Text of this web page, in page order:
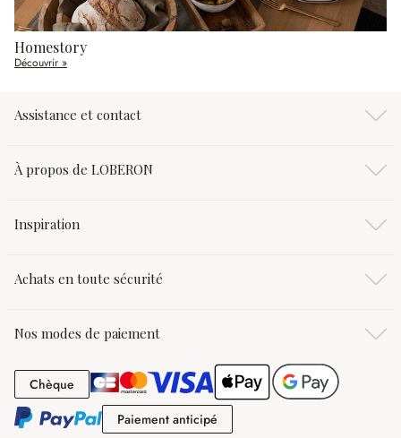
Homestory
Découvrir »
Assistance et contact
À propos de LOBERON
Inspiration
Achats en toute sécurité
Nos modes de paiement
Chèque Chèque
Paiement anticipé